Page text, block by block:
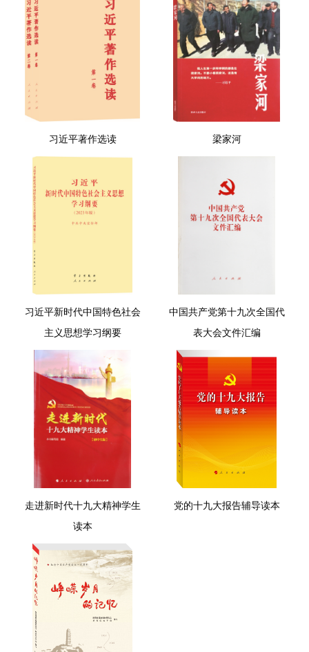
习近平著作选读 梁家河
习近平新时代中国特色社会
主义思想学习纲要
中国共产党第十九次全国代
表大会文件汇编
走进新时代十九大精神学生
读本
党的十九大报告辅导读本